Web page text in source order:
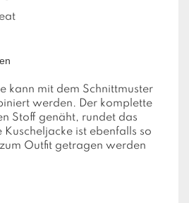
kann mit dem Schnittmuster
werden. Der komplette
Stoff genäht, rundet das
Kuscheljacke ist ebenfalls so
Outfit getragen werden